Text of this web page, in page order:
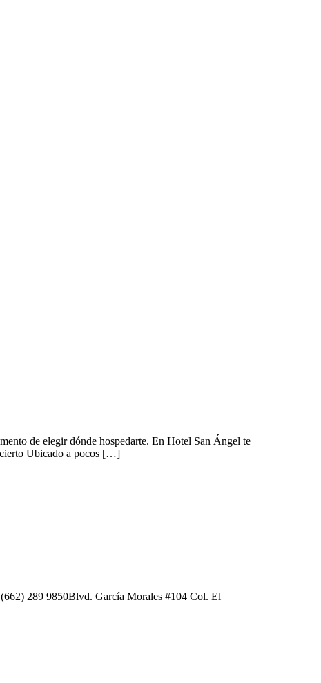
de elegir dónde hospedarte. En Hotel San Ángel te
Ubicado a pocos […]
(662) 289 9850Blvd. García Morales #104 Col. El